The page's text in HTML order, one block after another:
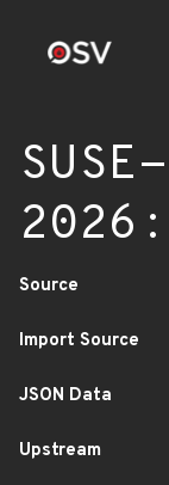
Source
Import Source
JSON Data
Upstream